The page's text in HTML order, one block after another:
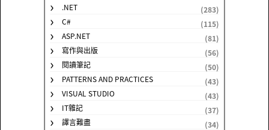
.NET
(283)
C#
(115)
ASP.NET
(81)
寫作與出版
(56)
閱讀筆記
(50)
PATTERNS AND PRACTICES
(43)
VISUAL STUDIO
(43)
IT雜記
(37)
譯言難盡
(34)